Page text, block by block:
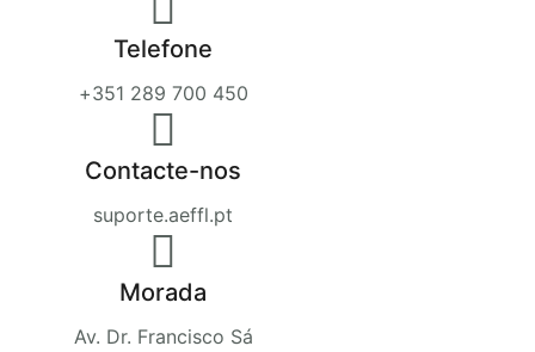
Telefone
+351 289 700 450
Contacte-nos
suporte.aeffl.pt
Morada
Av. Dr. Francisco Sá